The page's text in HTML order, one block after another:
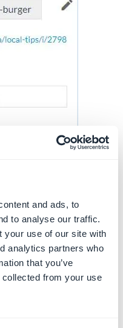
and ads, to
to analyse our traffic.
your use of our site with
analytics partners who
that you’ve
collected from your use
vert, en bas à droite
statut de publication